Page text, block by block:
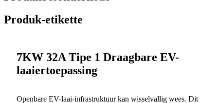
Produk-etikette
7KW 32A Tipe 1 Draagbare EV-
laaiertoepassing
Openbare EV-laai-infrastruktuur kan wisselvallig wees. Dit